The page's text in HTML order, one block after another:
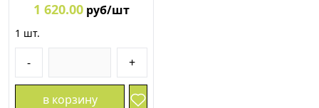
1 620.00 руб/шт
1 шт.
- +
в корзину